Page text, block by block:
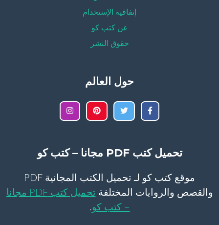
إتفاقية الإستخدام
عن كتب كو
حقوق النشر
حول العالم
تحميل كتب PDF مجانا – كتب كو
موقع كتب كو لـ تحميل الكتب المجانية PDF
والقصص والروايات المختلفة
تحميل كتب PDF مجانا
– كتب كو.